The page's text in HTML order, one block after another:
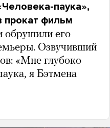
паука»,
прокат фильм
обрушили его
Озвучивший
«Мне глубоко
я Бэтмена